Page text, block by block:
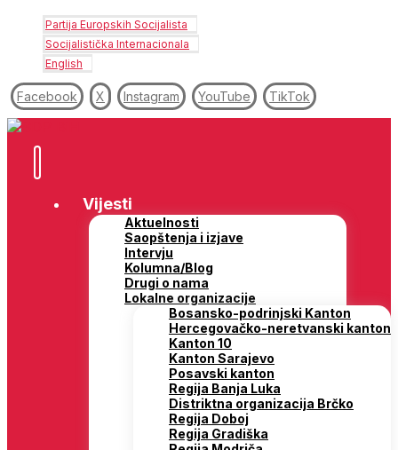
Partija Europskih Socijalista
Socijalistička Internacionala
English
Facebook X Instagram YouTube TikTok
Vijesti
Aktuelnosti
Saopštenja i izjave
Intervju
Kolumna/Blog
Drugi o nama
Lokalne organizacije
Bosansko-podrinjski Kanton
Hercegovačko-neretvanski kanton
Kanton 10
Kanton Sarajevo
Posavski kanton
Regija Banja Luka
Distriktna organizacija Brčko
Regija Doboj
Regija Gradiška